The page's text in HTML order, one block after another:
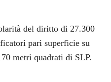
del diritto di 27.300
pari superficie su
metri quadrati di SLP.